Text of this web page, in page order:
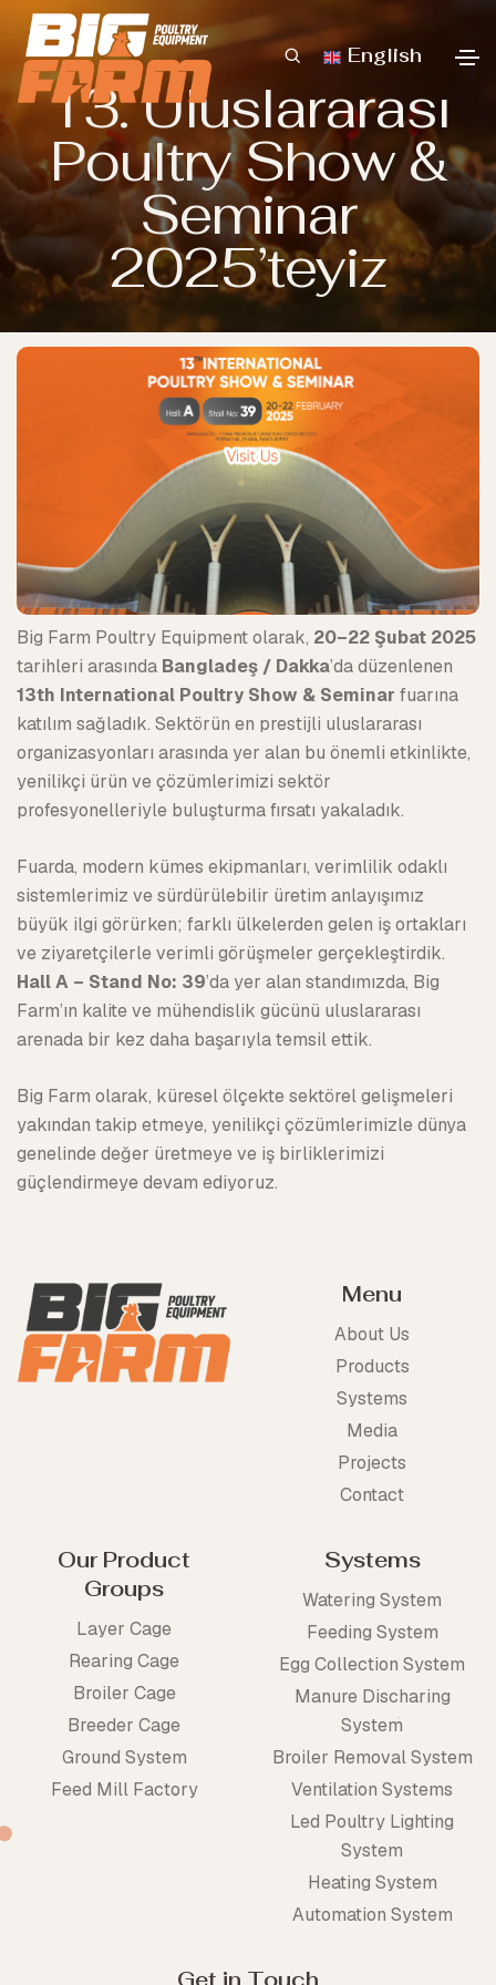
English
13. Uluslararası
Poultry Show &
Seminar
2025’teyiz
Big Farm Poultry Equipment olarak, 20–22 Şubat 2025
tarihleri arasında Bangladeş / Dakka’da düzenlenen
13th International Poultry Show & Seminar fuarına
katılım sağladık. Sektörün en prestijli uluslararası
organizasyonları arasında yer alan bu önemli etkinlikte,
yenilikçi ürün ve çözümlerimizi sektör
profesyonelleriyle buluşturma fırsatı yakaladık.
Fuarda, modern kümes ekipmanları, verimlilik odaklı
sistemlerimiz ve sürdürülebilir üretim anlayışımız
büyük ilgi görürken; farklı ülkelerden gelen iş ortakları
ve ziyaretçilerle verimli görüşmeler gerçekleştirdik.
Hall A – Stand No: 39’da yer alan standımızda, Big
Farm’ın kalite ve mühendislik gücünü uluslararası
arenada bir kez daha başarıyla temsil ettik.
Big Farm olarak, küresel ölçekte sektörel gelişmeleri
yakından takip etmeye, yenilikçi çözümlerimizle dünya
genelinde değer üretmeye ve iş birliklerimizi
güçlendirmeye devam ediyoruz.
Menu
About Us
Products
Systems
Media
Projects
Contact
Our Product
Groups
Layer Cage
Rearing Cage
Broiler Cage
Breeder Cage
Ground System
Feed Mill Factory
Systems
Watering System
Feeding System
Egg Collection System
Manure Discharing
System
Broiler Removal System
Ventilation Systems
Led Poultry Lighting
System
Heating System
Automation System